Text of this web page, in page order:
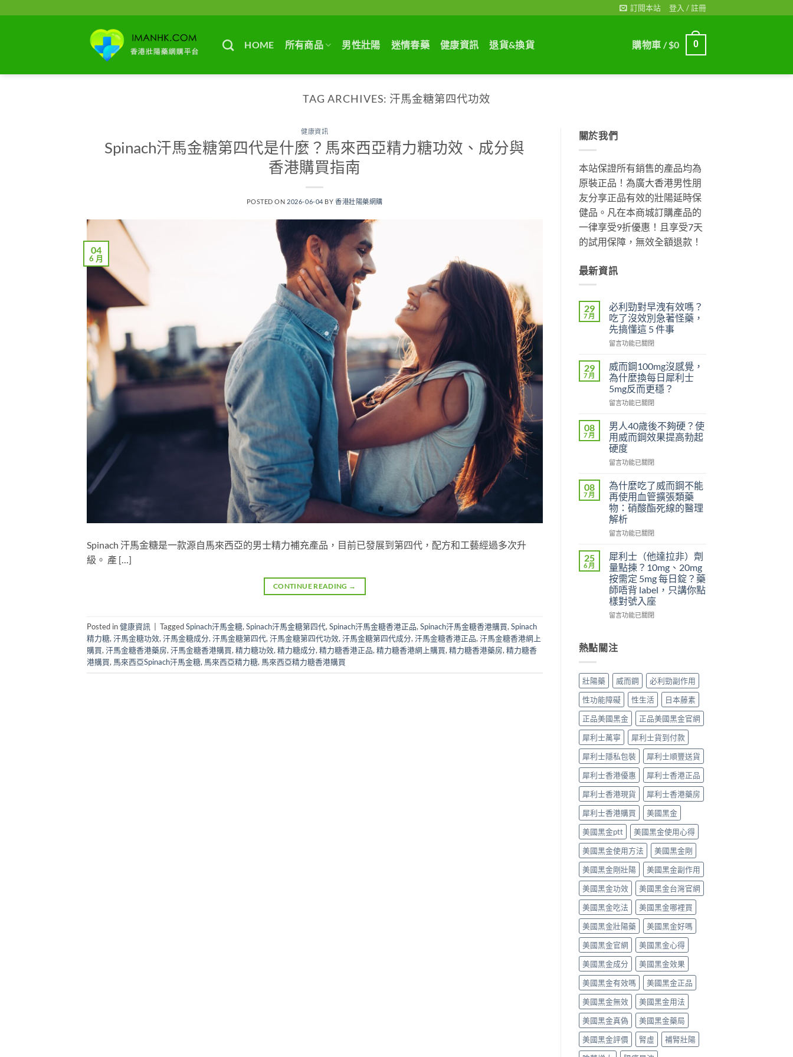
訂閱本站 登入 / 註冊
HOME 所有商品 男性壯陽 迷情春藥 健康資訊 退貨&換貨 購物車 /$0 0
TAG ARCHIVES: 汗馬金糖第四代功效
健康資訊
Spinach汗馬金糖第四代是什麼？馬來西亞精力糖功效、成分與
香港購買指南
POSTED ON 2026-06-04 BY香港壯陽藥網購
04
6 月
Spinach 汗馬金糖是一款源自馬來西亞的男士精力補充產品，目前已發展到第四代，配方和工藝經過多次升
級。 產 […]
CONTINUE READING →
Posted in健康資訊 TaggedSpinach汗馬金糖, Spinach汗馬金糖第四代, Spinach汗馬金糖香港正品, Spinach汗馬金糖香港購買, Spinach
精力糖, 汗馬金糖功效, 汗馬金糖成分, 汗馬金糖第四代, 汗馬金糖第四代功效, 汗馬金糖第四代成分, 汗馬金糖香港正品, 汗馬金糖香港網上
購買, 汗馬金糖香港藥房, 汗馬金糖香港購買, 精力糖功效, 精力糖成分, 精力糖香港正品, 精力糖香港網上購買, 精力糖香港藥房, 精力糖香
港購買, 馬來西亞Spinach汗馬金糖, 馬來西亞精力糖, 馬來西亞精力糖香港購買
關於我們
本站保證所有銷售的產品均為
原裝正品！為廣大香港男性朋
友分享正品有效的壯陽延時保
健品。凡在本商城訂購產品的
一律享受9折優惠！且享受7天
的試用保障，無效全額退款！
最新資訊
29
7 月
必利勁對早洩有效嗎？
吃了沒效別急著怪藥，
先搞懂這 5 件事
在
利
勁
對
早
洩
效
嗎？
吃
了
沒
別
急
著
怪
藥，
先
懂
這
5
件
事〉
中
留言功能已關閉
29
7 月
威而鋼100mg沒感覺，
為什麼換每日犀利士
5mg反而更穩？
在
而
鋼
100mg
沒
感
為
什
麼
換
每
日
利
士
5mg
反
而
更
穩？〉
留言功能已關閉
08
7 月
男人40歲後不夠硬？使
用威而鋼效果提高勃起
硬度
在
人
40
歲
後
不
夠
使
用
威
而
鋼
效
果
勃
起
度〉
留言功能已關閉
08
7 月
為什麼吃了威而鋼不能
再使用血管擴張類藥
物：硝酸酯死線的醫理
解析
在
什
麼
吃
了
威
而
鋼
再
使
血
擴
張
類
藥
物：
硝
酸
酯
死
線
的
醫
理
解
析〉
中
留言功能已關閉
25
6 月
犀利士（他達拉非）劑
量點揀？10mg、20mg
按需定 5mg 每日錠？藥
師唔背 label，只講你點
樣對號入座
在
士
（他
拉
非）
劑
量
點
揀？
10mg、
20mg
按
需
定
5mg
每
日
錠？
藥
師
唔
背
label，
只
講
你
點
樣
對
號
入
座〉
中
留言功能已關閉
熱點關注
壯陽藥 威而鋼
必利勁副作用
性功能障礙
性生活
日本藤素
正品美國黑金
正品美國黑金官網
犀利士萬寧
犀利士貨到付款
犀利士隱私包裝
犀利士順豐送貨
犀利士香港優惠
犀利士香港正品
犀利士香港現貨
犀利士香港藥房
犀利士香港購買
美國黑金
美國黑金ptt
美國黑金使用心得
美國黑金使用方法
美國黑金剛
美國黑金剛壯陽
美國黑金副作用
美國黑金功效
美國黑金台灣官網
美國黑金吃法
美國黑金哪裡買
美國黑金壯陽藥
美國黑金好嗎
美國黑金官網
美國黑金心得
美國黑金成分
美國黑金效果
美國黑金有效嗎
美國黑金正品
美國黑金無效
美國黑金用法
美國黑金真偽
美國黑金藥局
美國黑金評價
腎虛
補腎壯陽